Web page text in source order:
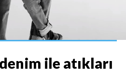
ile atıkları